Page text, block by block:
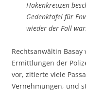
Hakenkreuzen
Gedenktafel für
wieder der Fall
Rechtsanwältin
Ermittlungen der
vor, zitierte viele
Vernehmungen, und